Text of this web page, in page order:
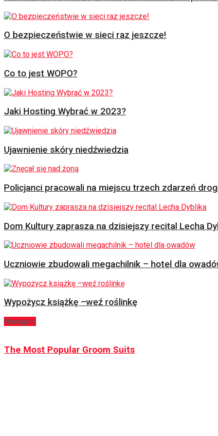
O bezpieczeństwie w sieci raz jeszcze!
Co to jest WOPO?
Jaki Hosting Wybrać w 2023?
Ujawnienie skóry niedźwiedzia
Policjanci pracowali na miejscu trzech zdarzeń
Dom Kultury zaprasza na dzisiejszy recital Lecha
Uczniowie zbudowali megachilnik – hotel dla
Wypożycz książkę –weź roślinkę
Następny
The Most Popular Groom Suits